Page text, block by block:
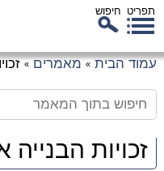
תפריט חיפוש
עמוד הבית » מאמרים »
זכויות הבנייה